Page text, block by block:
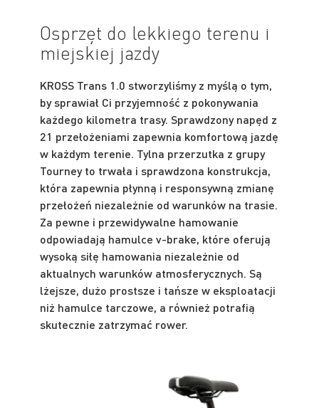
Osprzęt do lekkiego terenu i
miejskiej jazdy
KROSS Trans 1.0 stworzyliśmy z myślą o tym,
by sprawiał Ci przyjemność z pokonywania
każdego kilometra trasy. Sprawdzony napęd z
21 przełożeniami zapewnia komfortową jazdę
w każdym terenie. Tylna przerzutka z grupy
Tourney to trwała i sprawdzona konstrukcja,
która zapewnia płynną i responsywną zmianę
przełożeń niezależnie od warunków na trasie.
Za pewne i przewidywalne hamowanie
odpowiadają hamulce v-brake, które oferują
wysoką siłę hamowania niezależnie od
aktualnych warunków atmosferycznych. Są
lżejsze, dużo prostsze i tańsze w eksploatacji
niż hamulce tarczowe, a również potrafią
skutecznie zatrzymać rower.